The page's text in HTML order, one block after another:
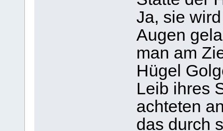
Ja, sie
Augen
man am
Hügel
Leib ihres
ach­te­ten
das durch